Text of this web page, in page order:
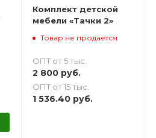
Комплект детской
мебели «Тачки 2»
Товар не продается
ОПТ от 5 тыс.
2 800руб.
ОПТ от 15 тыс.
1 536.40руб.